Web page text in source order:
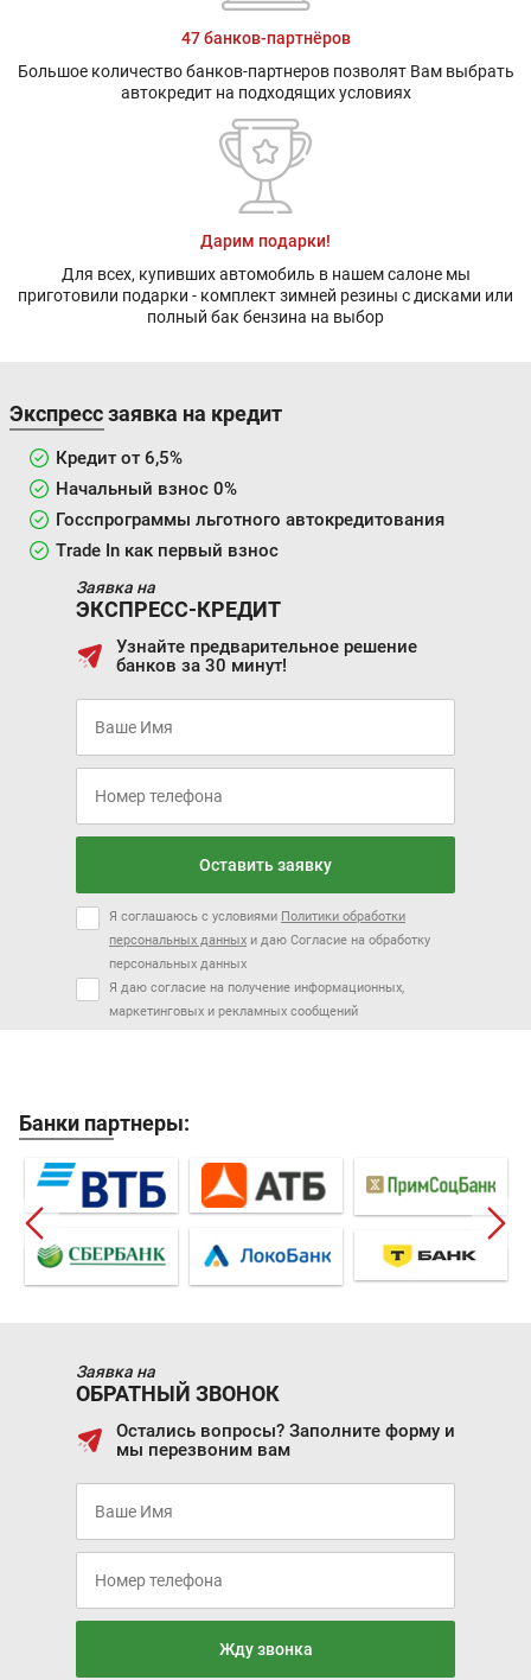
47 банков-партнёров
Большое количество банков-партнеров позволят Вам выбрать
автокредит на подходящих условиях
Дарим подарки!
Для всех, купивших автомобиль в нашем салоне мы
приготовили подарки - комплект зимней резины с дисками или
полный бак бензина на выбор
Экспресс заявка на кредит
Кредит от 6,5%
Начальный взнос 0%
Госспрограммы льготного автокредитования
Trade In как первый взнос
Заявка на
ЭКСПРЕСС-КРЕДИТ
Узнайте предварительное решение
банков за 30 минут!
Оставить заявку
Я соглашаюсь с условиями Политики обработки
персональных данных и даю Согласие на обработку
персональных данных
Я даю согласие на получение информационных,
маркетинговых и рекламных сообщений
Банки партнеры:
Заявка на
ОБРАТНЫЙ ЗВОНОК
Остались вопросы? Заполните форму и
мы перезвоним вам
Жду звонка